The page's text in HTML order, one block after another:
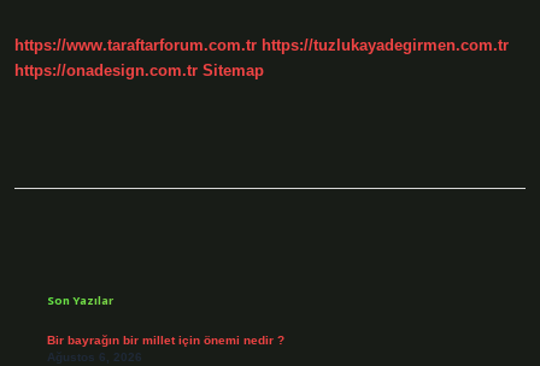
https://www.taraftarforum.com.tr https://tuzlukayadegirmen.com.tr
https://onadesign.com.tr Sitemap
Son Yazılar
Bir bayrağın bir millet için önemi nedir ?
Ağustos 6, 2026